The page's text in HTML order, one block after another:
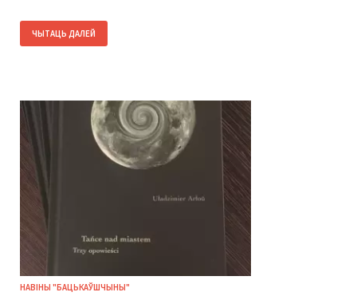
ЧЫТАЦЬ ДАЛЕЙ
НАВІНЫ "БАЦЬКАЎШЧЫНЫ"